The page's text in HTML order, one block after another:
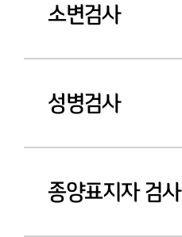
소변검사
성병검사
종양표지자 검사